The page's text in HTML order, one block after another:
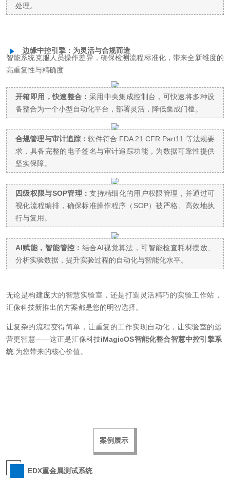
处理。
边缘中控引擎：为灵活与合规而造
智能系统克服人员操作差异，确保检测流程标准化，带来全新维度的
高重复性与精确度
开箱即用，快速整合： 采用中央集成控制台，可快速将多种设
备整合为一个小型自动化平台，部署灵活，降低集成门槛。
合规管理与审计追踪：软件符合 FDA 21 CFR Part11 等法规要
求，具备完整的电子签名与审计追踪功能，为数据可靠性提供
坚实保障。
四级权限与SOP管理：支持精细化的用户权限管理，并通过可
视化流程编排，确保标准操作程序（SOP）被严格、高效地执
行与复用。
AI赋能，智能管控： 结合AI视觉算法，可智能检查耗材摆放、
分析实验数据，提升实验过程的自动化与智能化水平。
无论是构建庞大的智慧实验室，还是打造灵活精巧的实验工作站，
汇像科技新推出的方案都是您的明智选择。
让复杂的流程变得简单，让重复的工作实现自动化，让实验室的运
营更智慧——这正是汇像科技iMagicOS智能化整合智慧中控引擎系
统为您带来的核心价值。
案例展示
EDX重金属测试系统